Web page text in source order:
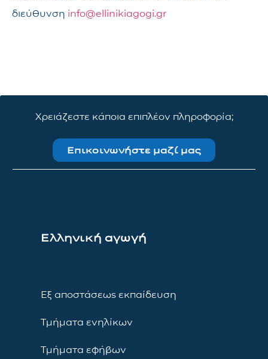
διεύθυνση info@ellinikiagogi.gr
Χρειάζεστε κάποια επιπλέον πληροφορία;
Επικοινωνήστε μαζί μας
Ελληνική αγωγή
Εξ αποστάσεως εκπαίδευση
Τμήματα ενηλίκων
Τμήματα εφήβων